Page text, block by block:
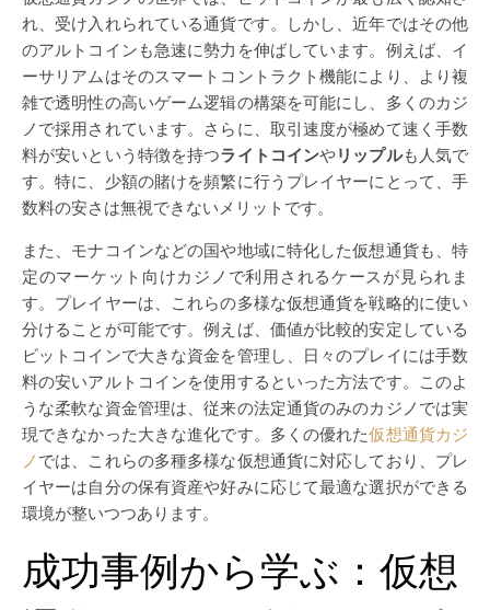
れ、受け入れられている通貨です。しかし、近年ではその他
のアルトコインも急速に勢力を伸ばしています。例えば、イ
ーサリアムはそのスマートコントラクト機能により、より複
雑で透明性の高いゲーム逻辑の構築を可能にし、多くのカジ
ノで採用されています。さらに、取引速度が極めて速く手数
料が安いという特徴を持つライトコインやリップルも人気で
す。特に、少額の賭けを頻繁に行うプレイヤーにとって、手
数料の安さは無視できないメリットです。
また、モナコインなどの国や地域に特化した仮想通貨も、特
定のマーケット向けカジノで利用されるケースが見られま
す。プレイヤーは、これらの多様な仮想通貨を戦略的に使い
分けることが可能です。例えば、価値が比較的安定している
ビットコインで大きな資金を管理し、日々のプレイには手数
料の安いアルトコインを使用するといった方法です。このよ
うな柔軟な資金管理は、従来の法定通貨のみのカジノでは実
現できなかった大きな進化です。多くの優れた仮想通貨カジ
ノ では、これらの多種多様な仮想通貨に対応しており、プレ
イヤーは自分の保有資産や好みに応じて最適な選択ができる
環境が整いつつあります。
成功事例から学ぶ：仮想